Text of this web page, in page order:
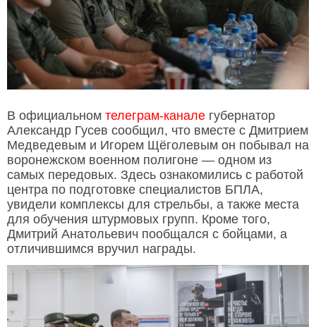
В официальном телеграм-канале губернатор
Александр Гусев сообщил, что вместе с Дмитрием
Медведевым и Игорем Щёголевым он побывал на
воронежском военном полигоне — одном из
самых передовых. Здесь ознакомились с работой
центра по подготовке специалистов БПЛА,
увидели комплексы для стрельбы, а также места
для обучения штурмовых групп. Кроме того,
Дмитрий Анатольевич пообщался с бойцами, а
отличившимся вручил награды.